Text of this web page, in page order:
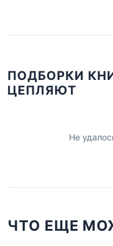
ПОДБОРКИ
ЦЕПЛЯЮТ
Не
ЧТО ЕЩЕ